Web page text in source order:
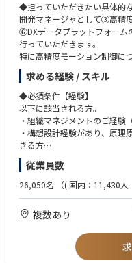
◆担っていただきたい具体的
開発マネージャとして③高精
⑥DXデータプラットフォーム
行っていただきます。
特に高精度モーション制御に
連携して半導体製造装置への
界や顧客動向を踏まえた技術
想設計、そして競争優位技術
いただきます。
1.技術戦略策定と実行
・技術戦略の策定（顧客・業
術設定）
2.技術構築
・技術コンセプトの設定、メ
体構成・方針決定（コントロ
・要件定義、装置への組込み
3.開発組織マネジメント
理、リソース調整、テーマ進
・開発テーマにおける技術
求める経験 / スキル
◆必須条件【経験】
以下に該当される方。
・組織マネジメントのご経験
・構想設計経験があり、原理
きる方
◆歓迎条件
・論文掲載もしくは学会発表
・英語力：TOEIC800点
・半導体製造装置や半導体業
・機械工学、精密工学の知見
◆歓迎する人物像
・顧客やパートナ、他部門の
る柔軟性を持った方
・自ら課題の設定とソリュー
従業員数
26,050名 （( 国内：11,430
複数あり